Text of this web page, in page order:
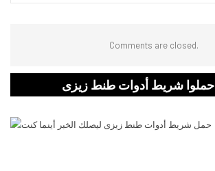
Comments are closed.
حملوا شريط أدوات طنط زيزى